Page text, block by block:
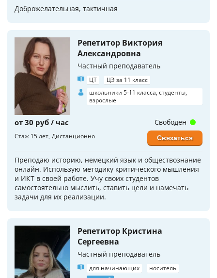
Доброжелательная, тактичная
Репетитор Виктория
Александровна
Частный преподаватель
ЦТ
ЦЭ за 11 класс
школьники 5-11 класса, студенты,
взрослые
от 30 руб / час
Стаж 15 лет Дистанционно
Преподаю историю, немецкий язык и обществознание
онлайн. Использую методику критического мышления
и ИКТ в своей работе. Учу своих студентов
самостоятельно мыслить, ставить цели и намечать
задачи для их реализации.
Свободен
Связаться
Репетитор Кристина
Сергеевна
Частный преподаватель
для начинающих
носитель